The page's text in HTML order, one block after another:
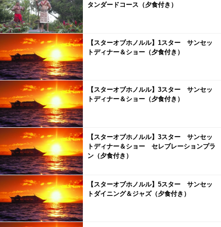
タンダードコース（夕食付き）
【スターオブホノルル】1スター サンセッ
トディナー＆ショー（夕食付き）
【スターオブホノルル】3スター サンセッ
トディナー＆ショー（夕食付き）
【スターオブホノルル】3スター サンセッ
トディナー＆ショー セレブレーションプラ
ン（夕食付き）
【スターオブホノルル】5スター サンセッ
トダイニング＆ジャズ（夕食付き）